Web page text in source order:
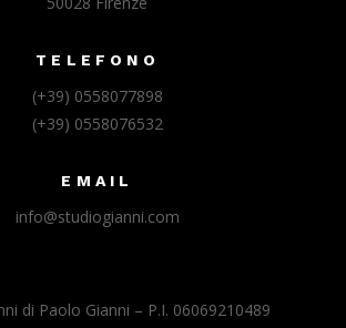
TELEFONO
(+39) 0558077898
(+39) 0558076532
EMAIL
info@studiogianni.com
di Paolo Gianni – P.I. 06069210489